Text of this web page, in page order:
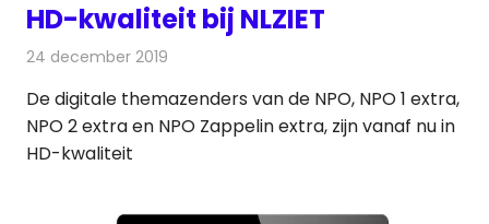
HD-kwaliteit bij NLZIET
24 december 2019
De digitale themazenders van de NPO, NPO 1 extra,
NPO 2 extra en NPO Zappelin extra, zijn vanaf nu in
HD-kwaliteit